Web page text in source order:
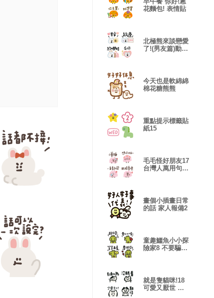
花麵包! 表情貼
北極熊來談戀愛
了!(男友篇)動態
今天也是軟綿綿
棉花糖熊熊
重點提示標籤貼
紙15
毛毛怪好朋友17
台灣人萬用句
畫個小插畫日常
的話 家人報備2
童趣鱷魚小小探
險家8 不要騙
就是隻貓咪!18
可愛又厭世 表